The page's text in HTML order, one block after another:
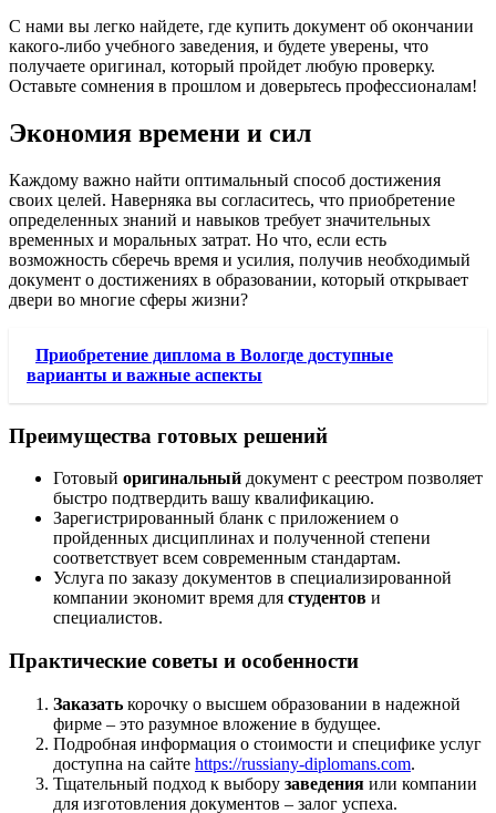
С нами вы легко найдете, где купить документ об окончании
какого-либо учебного заведения, и будете уверены, что
получаете оригинал, который пройдет любую проверку.
Оставьте сомнения в прошлом и доверьтесь профессионалам!
Экономия времени и сил
Каждому важно найти оптимальный способ достижения
своих целей. Наверняка вы согласитесь, что приобретение
определенных знаний и навыков требует значительных
временных и моральных затрат. Но что, если есть
возможность сберечь время и усилия, получив необходимый
документ о достижениях в образовании, который открывает
двери во многие сферы жизни?
Приобретение диплома в Вологде доступные
варианты и важные аспекты
Преимущества готовых решений
Готовый оригинальный документ с реестром позволяет
быстро подтвердить вашу квалификацию.
Зарегистрированный бланк с приложением о
пройденных дисциплинах и полученной степени
соответствует всем современным стандартам.
Услуга по заказу документов в специализированной
компании экономит время для студентов и
специалистов.
Практические советы и особенности
Заказать корочку о высшем образовании в надежной
фирме – это разумное вложение в будущее.
Подробная информация о стоимости и специфике услуг
доступна на сайте https://russiany-diplomans.com.
Тщательный подход к выбору заведения или компании
для изготовления документов – залог успеха.